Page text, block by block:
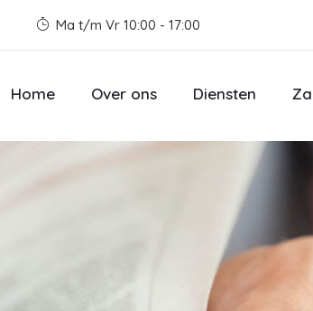
Ma t/m Vr 10:00 - 17:00
Home Over ons Diensten